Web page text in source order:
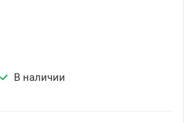
В наличии